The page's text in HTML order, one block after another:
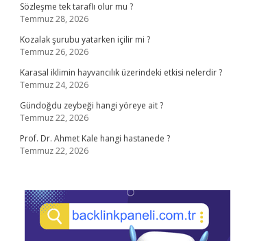
Sözleşme tek taraflı olur mu ?
Temmuz 28, 2026
Kozalak şurubu yatarken içilir mi ?
Temmuz 26, 2026
Karasal iklimin hayvancılık üzerindeki etkisi nelerdir ?
Temmuz 24, 2026
Gündoğdu zeybeği hangi yöreye ait ?
Temmuz 22, 2026
Prof. Dr. Ahmet Kale hangi hastanede ?
Temmuz 22, 2026